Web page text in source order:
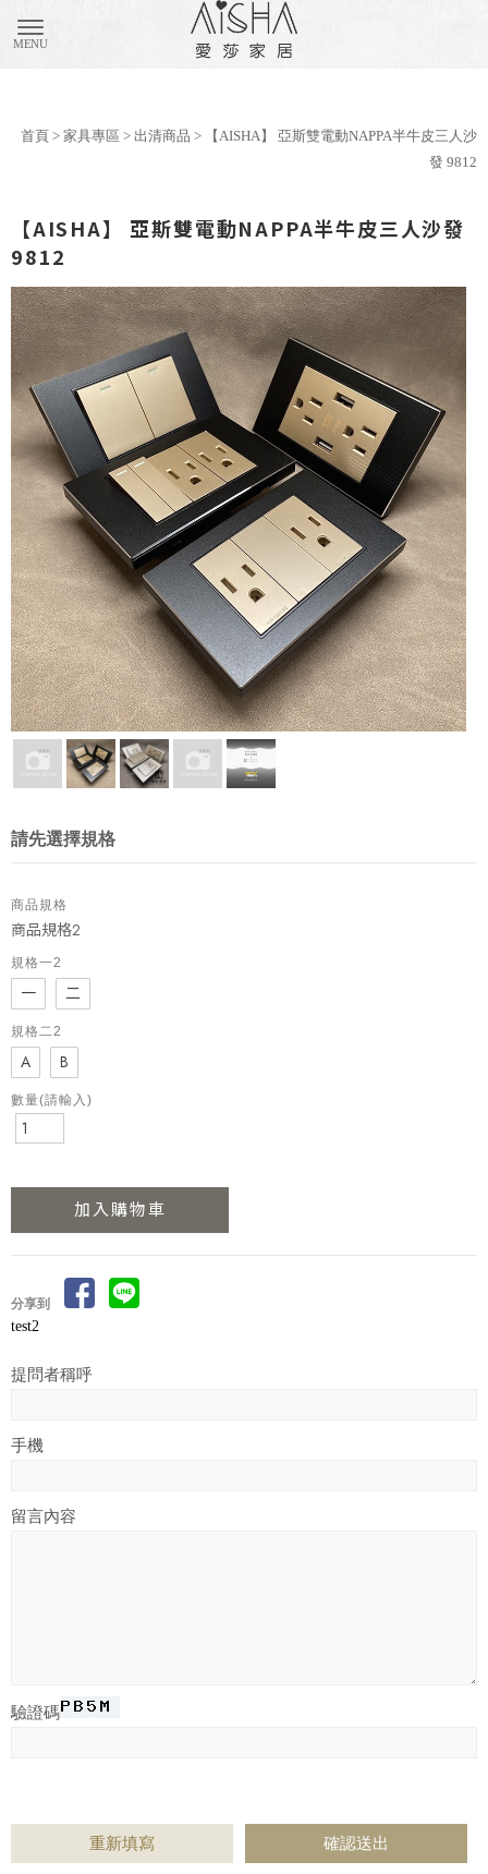
首頁 > 家具專區 > 出清商品 > 【AISHA】 亞斯雙電動NAPPA半牛皮三人沙
發 9812
【AISHA】 亞斯雙電動NAPPA半牛皮三人沙發
9812
請先選擇規格
商品規格
商品規格2
規格一2
一 二
規格二2
A B
數量(請輸入)
分享到
test2
提問者稱呼
手機
留言內容
驗證碼